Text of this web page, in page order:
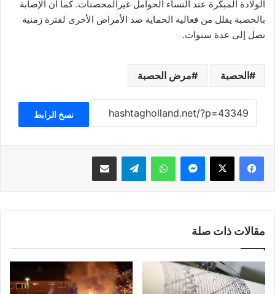
الولادة المبكرة عند النساء الحوامل غيرالمحصنات. كما أن الإصابة
بالحصبة يقلل من فعالية الحماية ضد الأمراض الأخرى لفترة زمنية
تصل إلى عدة سنوات.
الحصبة مرض الحصبة
نسخ الرابط
فيسبوك ‫X ماسنجر واتساب تيلقرام مشاركة عبر البريد
مقالات ذات صلة